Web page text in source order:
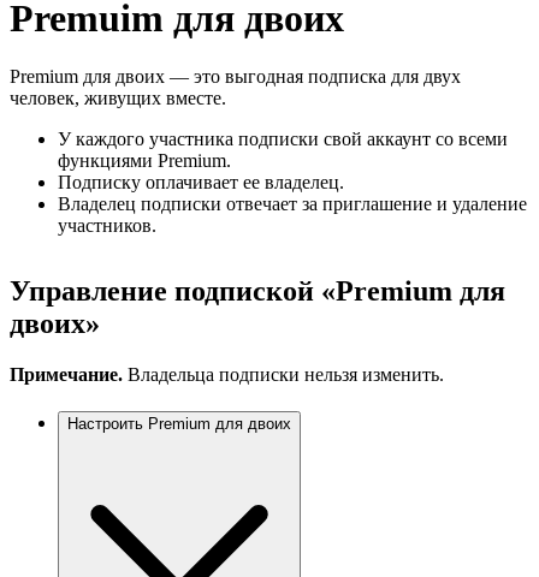
Premuim для двоих
Premium для двоих — это выгодная подписка для двух
человек, живущих вместе.
У каждого участника подписки свой аккаунт со всеми
функциями Premium.
Подписку оплачивает ее владелец.
Владелец подписки отвечает за приглашение и удаление
участников.
Управление подпиской «Premium для
двоих»
Примечание. Владельца подписки нельзя изменить.
Настроить Premium для двоих